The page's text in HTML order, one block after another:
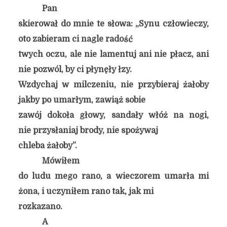
Pan
skierował do mnie te słowa: „Synu człowieczy,
oto zabieram ci nagle radość
twych oczu, ale nie lamentuj ani nie płacz, ani
nie pozwól, by ci płynęły łzy.
Wzdychaj w milczeniu, nie przybieraj żałoby
jakby po umarłym, zawiąż sobie
zawój dokoła głowy, sandały włóż na nogi,
nie przysłaniaj brody, nie spożywaj
chleba żałoby”.
Mówiłem
do ludu mego rano, a wieczorem umarła mi
żona, i uczyniłem rano tak, jak mi
rozkazano.
A